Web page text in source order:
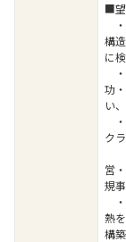
■望
・
構
に
・
功
い
・
ク
（
営
規
・
熱
構